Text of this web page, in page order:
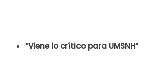
“Viene lo crítico para UMSNH”